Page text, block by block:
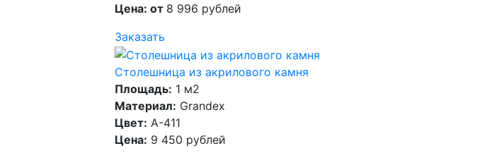
Цена: от 8 996 рублей
Заказать
Столешница из акрилового камня
Площадь: 1 м2
Материал: Grandex
Цвет: A-411
Цена: 9 450 рублей